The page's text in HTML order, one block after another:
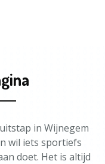
in Wijnegem
wil iets sportiefs
doet. Het is altijd